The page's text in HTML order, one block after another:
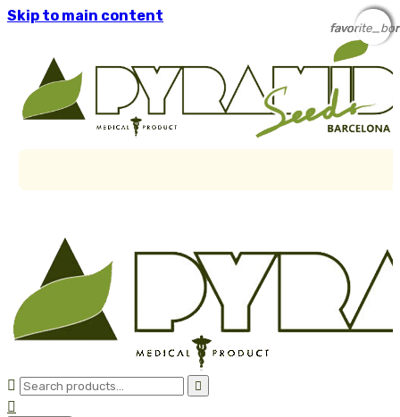
Skip to main content
 
